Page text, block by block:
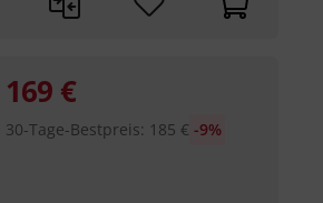
169 €
30-Tage-Bestpreis: 185 € -9%